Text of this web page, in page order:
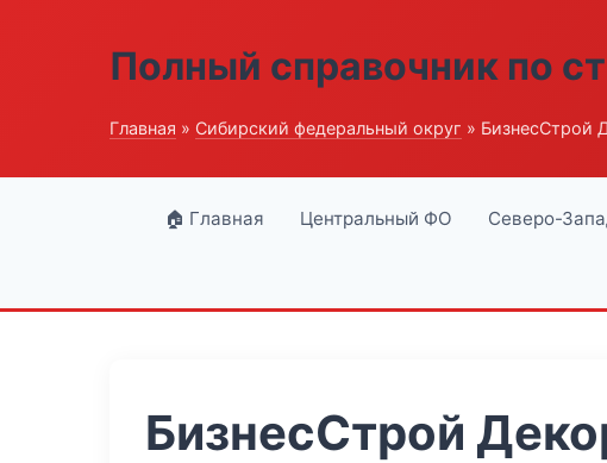
Полный справочник по
Главная » Сибирский федеральный округ » БизнесСтрой
🏠 Главная Центральный ФО Северо-
БизнесСтрой